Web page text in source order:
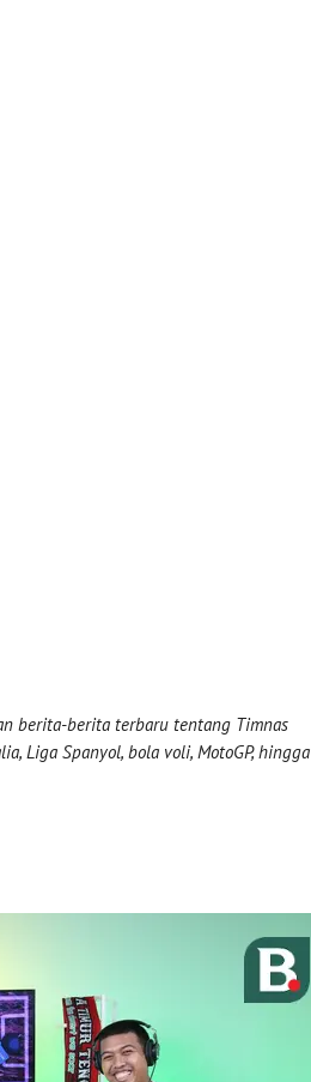
berita-berita terbaru tentang Timnas
Liga Spanyol, bola voli, MotoGP, hingga